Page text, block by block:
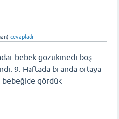
cevapladı
bebek gözükmedi boş
9. Haftada bi anda ortaya
bebeğide gördük